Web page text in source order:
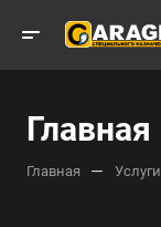
Главная
Главная — Услуги